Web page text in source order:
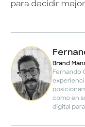
para decidir
Brand
Fernando
como en
digital